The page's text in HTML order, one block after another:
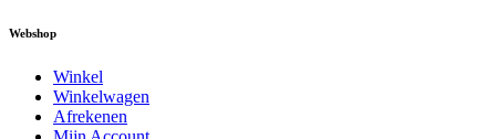
Webshop
Winkel
Winkelwagen
Afrekenen